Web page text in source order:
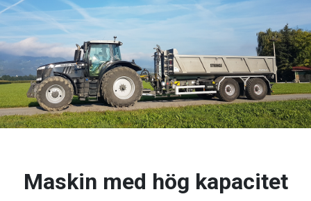
Maskin med hög kapacitet